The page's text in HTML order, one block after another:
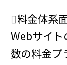
料金体系
Webサイト
数の料金プ